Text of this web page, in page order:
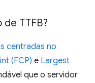
TTFB?
centradas no
(FCP) e Largest
que o servidor